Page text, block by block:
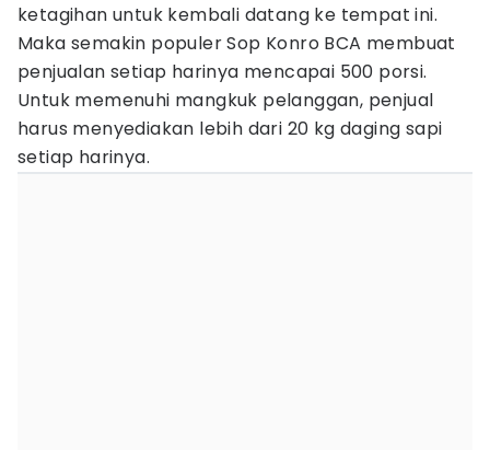
ketagihan untuk kembali datang ke tempat ini.
Maka semakin populer Sop Konro BCA membuat
penjualan setiap harinya mencapai 500 porsi.
Untuk memenuhi mangkuk pelanggan, penjual
harus menyediakan lebih dari 20 kg daging sapi
setiap harinya.